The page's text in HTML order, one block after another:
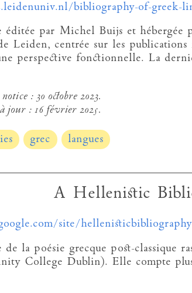
bibliography-of-greek-
éditée par Michel Buijs et hébergée
Leiden, centrée sur les publications
perspective fonctionnelle. La
: 30 octobre 2023.
jour : 16 février 2025.
grec langues
A Hellenistic
site/
la poésie grecque post-classique
College Dublin). Elle compte